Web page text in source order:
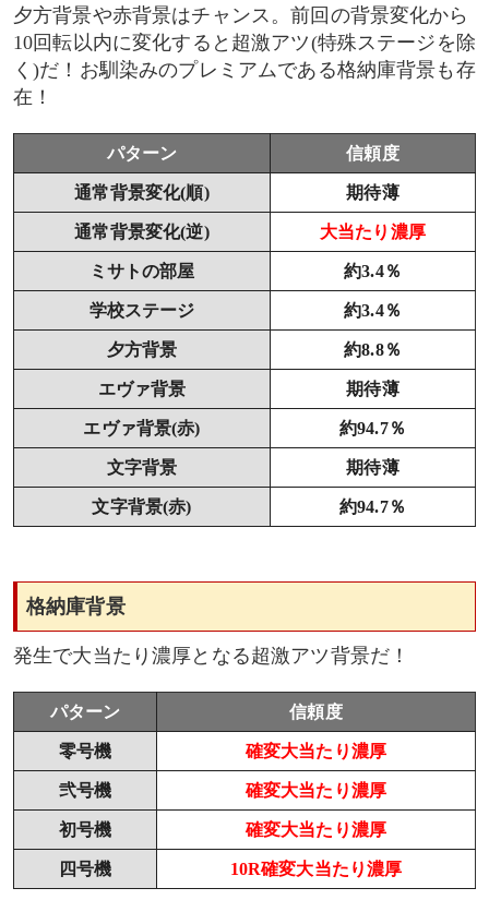
夕方背景や赤背景はチャンス。前回の背景変化から
10回転以内に変化すると超激アツ(特殊ステージを除
く)だ！お馴染みのプレミアムである格納庫背景も存
在！
パターン 信頼度
通常背景変化(順) 期待薄
通常背景変化(逆) 大当たり濃厚
ミサトの部屋 約3.4％
学校ステージ 約3.4％
夕方背景 約8.8％
エヴァ背景 期待薄
エヴァ背景(赤) 約94.7％
文字背景 期待薄
文字背景(赤) 約94.7％
格納庫背景
発生で大当たり濃厚となる超激アツ背景だ！
パターン 信頼度
零号機 確変大当たり濃厚
弐号機 確変大当たり濃厚
初号機 確変大当たり濃厚
四号機 10R確変大当たり濃厚